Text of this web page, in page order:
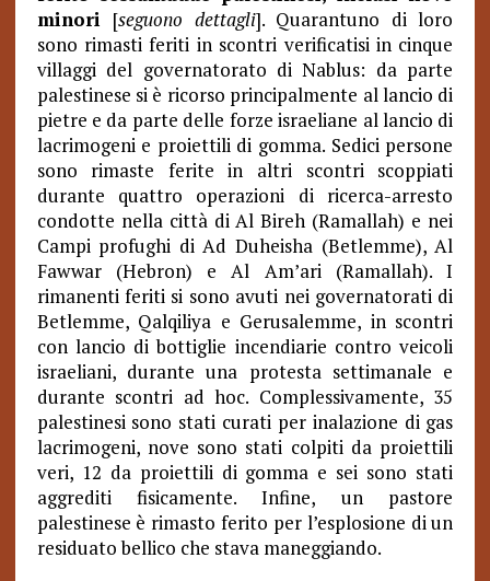
minori [seguono dettagli]. Quarantuno di loro
sono rimasti feriti in scontri verificatisi in cinque
villaggi del governatorato di Nablus: da parte
palestinese si è ricorso principalmente al lancio di
pietre e da parte delle forze israeliane al lancio di
lacrimogeni e proiettili di gomma. Sedici persone
sono rimaste ferite in altri scontri scoppiati
durante quattro operazioni di ricerca-arresto
condotte nella città di Al Bireh (Ramallah) e nei
Campi profughi di Ad Duheisha (Betlemme), Al
Fawwar (Hebron) e Al Am’ari (Ramallah). I
rimanenti feriti si sono avuti nei governatorati di
Betlemme, Qalqiliya e Gerusalemme, in scontri
con lancio di bottiglie incendiarie contro veicoli
israeliani, durante una protesta settimanale e
durante scontri ad hoc. Complessivamente, 35
palestinesi sono stati curati per inalazione di gas
lacrimogeni, nove sono stati colpiti da proiettili
veri, 12 da proiettili di gomma e sei sono stati
aggrediti fisicamente. Infine, un pastore
palestinese è rimasto ferito per l’esplosione di un
residuato bellico che stava maneggiando.